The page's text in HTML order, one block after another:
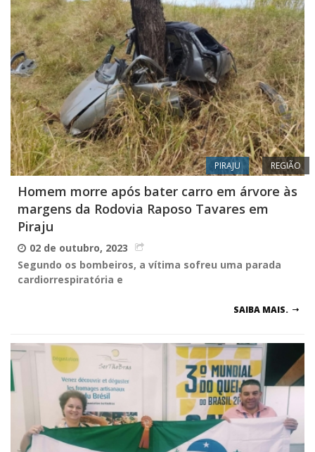
PIRAJU REGIÃO
Homem morre após bater carro em árvore às
margens da Rodovia Raposo Tavares em
Piraju
02 de outubro, 2023
Segundo os bombeiros, a vítima sofreu uma parada
cardiorrespiratória e
SAIBA MAIS.